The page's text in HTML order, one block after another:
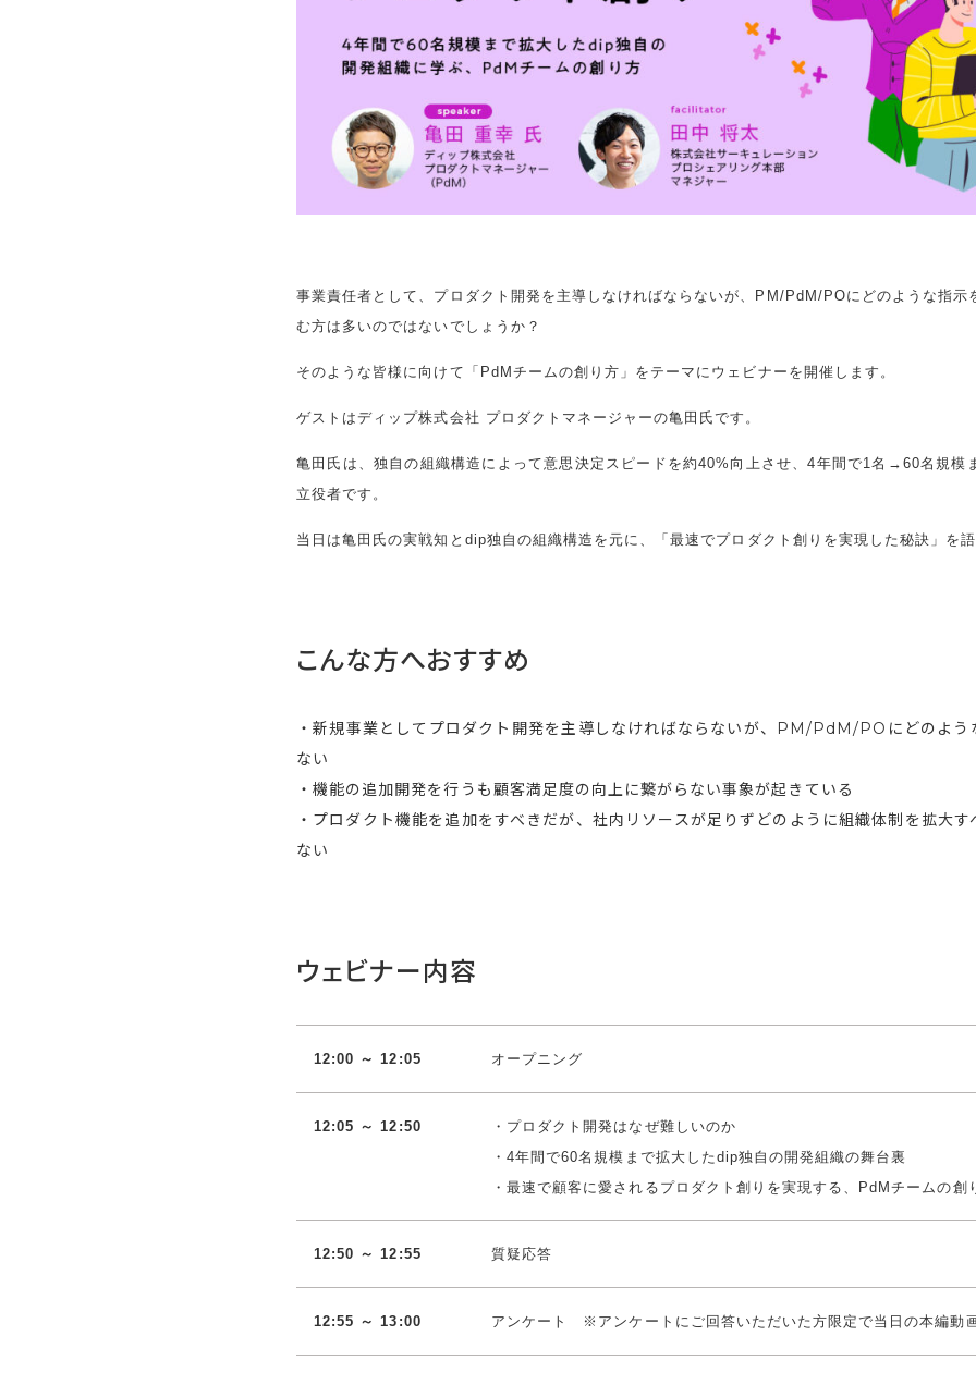
事業責任者として、プロダクト開発を主導しなければならないが、PM/PdM/POにどのような指示
む方は多いのではないでしょうか？
そのような皆様に向けて「PdMチームの創り方」をテーマにウェビナーを開催します。
ゲストはディップ株式会社 プロダクトマネージャーの亀田氏です。
亀田氏は、独自の組織構造によって意思決定スピードを約40%向上させ、4年間で1名→60名規模
立役者です。
当日は亀田氏の実戦知とdip独自の組織構造を元に、「最速でプロダクト創りを実現した秘訣」を
こんな方へおすすめ
・新規事業としてプロダクト開発を主導しなければならないが、PM/PdM/POにどのよう
ない
・機能の追加開発を行うも顧客満足度の向上に繋がらない事象が起きている
・プロダクト機能を追加をすべきだが、社内リソースが足りずどのように組織体制を拡大
ない
ウェビナー内容
12:00 ～ 12:05 オープニング
12:05 ～ 12:50
・プロダクト開発はなぜ難しいのか
・4年間で60名規模まで拡大したdip独自の開発組織の舞台裏
・最速で顧客に愛されるプロダクト創りを実現する、PdMチームの創
12:50 ～ 12:55 質疑応答
12:55 ～ 13:00 アンケート ※アンケートにご回答いただいた方限定で当日の本編動